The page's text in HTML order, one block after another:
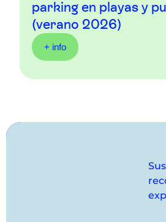
parking en playas y
(verano 2026)
+ info